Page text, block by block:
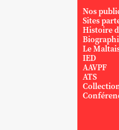
Nos
Sites
Histoire
Le
IED
AAVPF
ATS